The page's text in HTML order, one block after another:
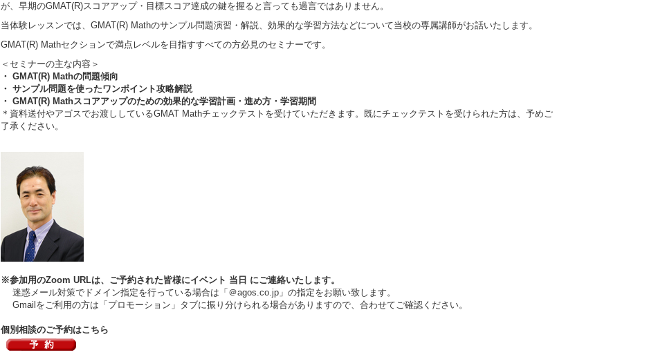
が、早期のGMAT(R)スコアアップ・目標スコア達成の鍵を握ると言っても過言ではありません。
当体験レッスンでは、GMAT(R) Mathのサンプル問題演習・解説、効果的な学習方法などについて当校の専属講師がお話いたします。
GMAT(R) Mathセクションで満点レベルを目指すすべての方必見のセミナーです。
＜セミナーの主な内容＞
・ GMAT(R) Mathの問題傾向
・ サンプル問題を使ったワンポイント攻略解説
・ GMAT(R) Mathスコアアップのための効果的な学習計画・進め方・学習期間
＊資料送付やアゴスでお渡ししているGMAT Mathチェックテストを受けていただきます。既にチェックテストを受けられた方は、予めご
了承ください。
※参加用のZoom URLは、ご予約された皆様にイベント 当日 にご連絡いたします。
迷惑メール対策でドメイン指定を行っている場合は「＠agos.co.jp」の指定をお願い致します。
Gmailをご利用の方は「プロモーション」タブに振り分けられる場合がありますので、合わせてご確認ください。
個別相談のご予約はこちら